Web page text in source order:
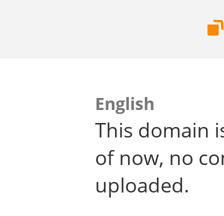
English
This domain
of now, no
uploaded.